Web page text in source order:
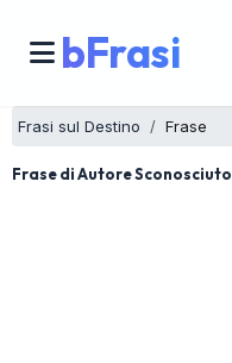
bFrasi
Frasi sul Destino Frase
Frase di Autore Sconosciuto